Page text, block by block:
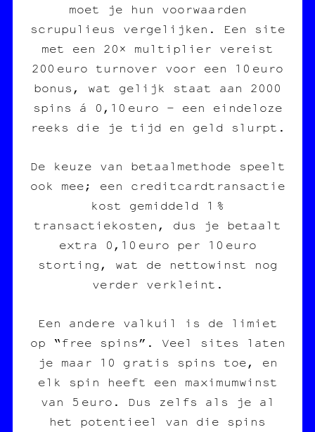
moet je hun voorwaarden
scrupulieus vergelijken. Een site
met een 20× multiplier vereist
200 euro turnover voor een 10 euro
bonus, wat gelijk staat aan 2000
spins á 0,10 euro – een eindeloze
reeks die je tijd en geld slurpt.
De keuze van betaalmethode speelt
ook mee; een creditcardtransactie
kost gemiddeld 1 %
transactiekosten, dus je betaalt
extra 0,10 euro per 10 euro
storting, wat de nettowinst nog
verder verkleint.
Een andere valkuil is de limiet
op “free spins”. Veel sites laten
je maar 10 gratis spins toe, en
elk spin heeft een maximumwinst
van 5 euro. Dus zelfs als je al
het potentieel van die spins